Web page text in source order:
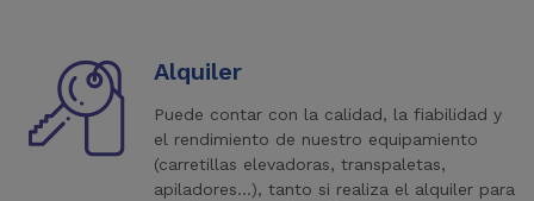
Alquiler
Puede contar con la calidad, la fiabilidad y
el rendimiento de nuestro equipamiento
(carretillas elevadoras, transpaletas,
apiladores...), tanto si realiza el alquiler para